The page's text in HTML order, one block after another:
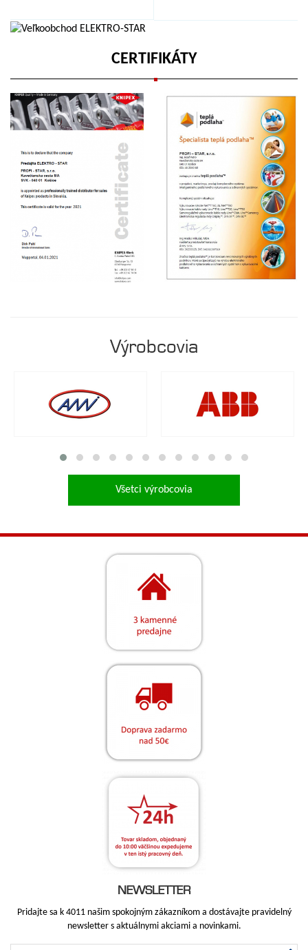
CERTIFIKÁTY
Výrobcovia
Všetci výrobcovia
NEWSLETTER
Pridajte sa k 4011 našim spokojným zákazníkom a dostávajte pravidelný
newsletter s aktuálnymi akciami a novinkami.